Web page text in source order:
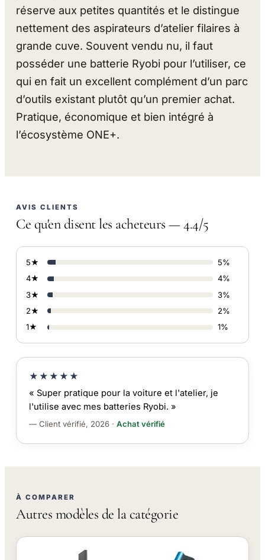
réserve aux petites quantités et le distingue
nettement des aspirateurs d’atelier filaires à
grande cuve. Souvent vendu nu, il faut
posséder une batterie Ryobi pour l’utiliser, ce
qui en fait un excellent complément d’un parc
d’outils existant plutôt qu’un premier achat.
Pratique, économique et bien intégré à
l’écosystème ONE+.
AVIS CLIENTS
Ce qu'en disent les acheteurs — 4.4/5
5★
5%
4★
4%
3★
3%
2★
2%
1★
1%
★★★★★
« Super pratique pour la voiture et l'atelier, je
l'utilise avec mes batteries Ryobi. »
— Client vérifié, 2026 · Achat vérifié
À COMPARER
Autres modèles de la catégorie